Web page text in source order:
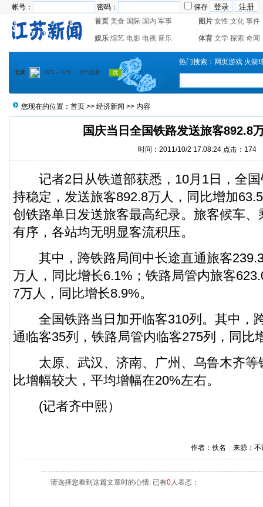
帐号： 密码：
保存
首页 美食 国际 国内 军事 图片 女性 文化 事件
娱乐 综艺 电影 电视 音乐 体育 文学 探索 奇闻
热门搜索： 网页游戏 火箭
您现在的位置： 首页 >> 经济新闻 >> 内容
国庆当日全国铁路发送旅客892.8
时间：2011/10/2 17:08:24 点击： 174
记者2日从铁道部获悉，10月1日，全国
持稳定，发送旅客892.8万人，同比增加
创铁路单日发送旅客最高纪录。旅客候车
有序，各站均无明显客流积压。
其中，跨铁路局间中长途直通旅客
万人，同比增长6.1%；铁路局管内旅客
7万人，同比增长8.9%。
全国铁路当日加开临客310列。其中，
通临客35列，铁路局管内临客275列，同比
太原、武汉、济南、广州、乌鲁木齐等
比增幅较大，平均增幅在20%左右。
(记者齐中熙）
作者：佚名 来源：
请选择您看到这篇文章时的心情: 已有0人表态：